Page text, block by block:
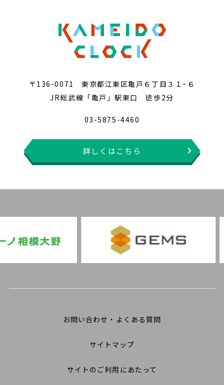
〒136-0071 東京都江東区亀戸６丁目３１−６
JR総武線「亀戸」駅東口 徒歩2分
03-5875-4460
詳しくはこちら
お問い合わせ・よくある質問
サイトマップ
サイトのご利用にあたって